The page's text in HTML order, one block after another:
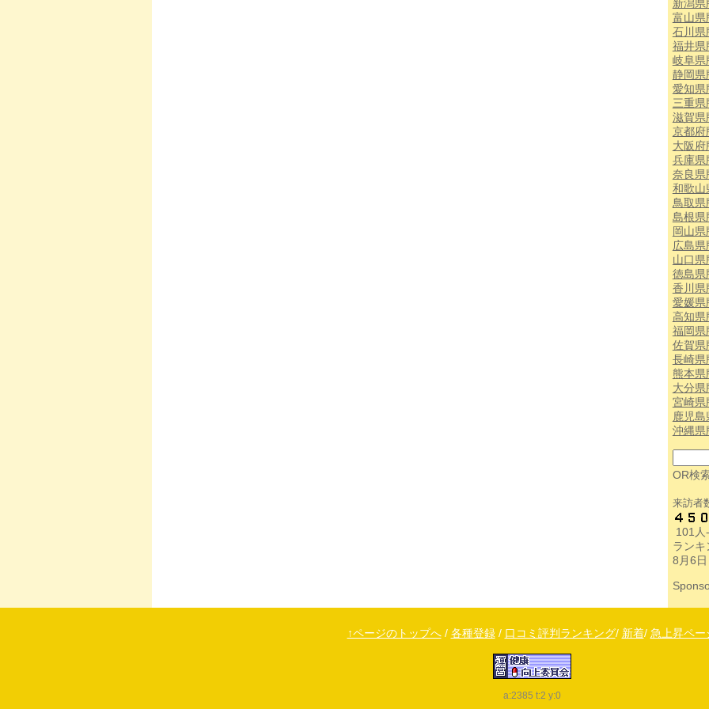
新潟県
富山県
石川県
福井県
岐阜県
静岡県
愛知県
三重県
滋賀県
京都府
大阪府
兵庫県
奈良県
和歌山
鳥取県
島根県
岡山県
広島県
山口県
徳島県
香川県
愛媛県
高知県
福岡県
佐賀県
長崎県
熊本県
大分県
宮崎県
鹿児島
沖縄県
OR検
来訪者
101人
ランキ
8月6
↑ページのトップへ/ 各種登録/ 口コミ評判ランキング/ 新着/ 急上昇ペー
a:2385 t:2 y:0